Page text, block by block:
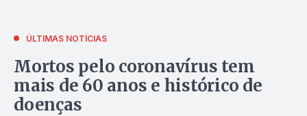
ÚLTIMAS NOTÍCIAS
Mortos pelo coronavírus tem
mais de 60 anos e histórico de
doenças